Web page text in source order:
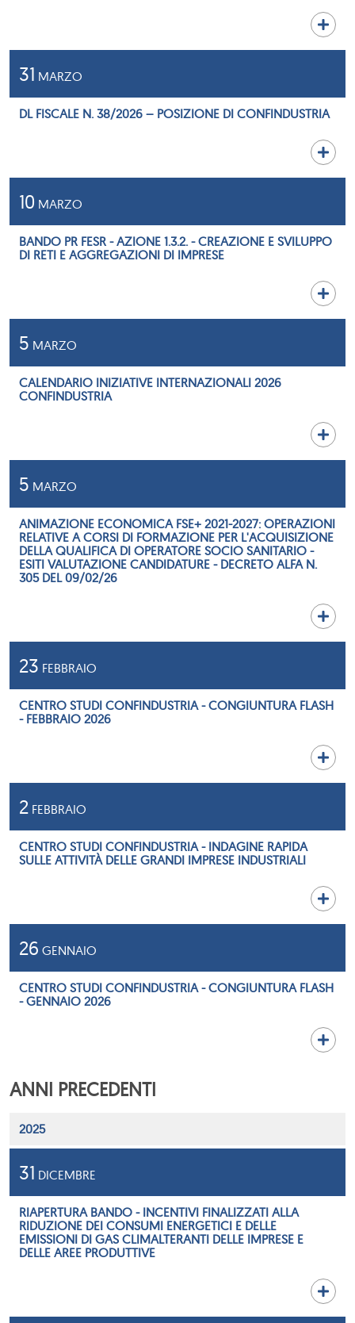
31 MARZO
DL FISCALE N. 38/2026 – POSIZIONE DI CONFINDUSTRIA
10 MARZO
BANDO PR FESR - AZIONE 1.3.2. - CREAZIONE E SVILUPPO
DI RETI E AGGREGAZIONI DI IMPRESE
5 MARZO
CALENDARIO INIZIATIVE INTERNAZIONALI 2026
CONFINDUSTRIA
5 MARZO
ANIMAZIONE ECONOMICA FSE+ 2021-2027: OPERAZIONI
RELATIVE A CORSI DI FORMAZIONE PER L'ACQUISIZIONE
DELLA QUALIFICA DI OPERATORE SOCIO SANITARIO -
ESITI VALUTAZIONE CANDIDATURE - DECRETO ALFA N.
305 DEL 09/02/26
23 FEBBRAIO
CENTRO STUDI CONFINDUSTRIA - CONGIUNTURA FLASH
- FEBBRAIO 2026
2 FEBBRAIO
CENTRO STUDI CONFINDUSTRIA - INDAGINE RAPIDA
SULLE ATTIVITÀ DELLE GRANDI IMPRESE INDUSTRIALI
26 GENNAIO
CENTRO STUDI CONFINDUSTRIA - CONGIUNTURA FLASH
- GENNAIO 2026
ANNI PRECEDENTI
2025
31 DICEMBRE
RIAPERTURA BANDO - INCENTIVI FINALIZZATI ALLA
RIDUZIONE DEI CONSUMI ENERGETICI E DELLE
EMISSIONI DI GAS CLIMALTERANTI DELLE IMPRESE E
DELLE AREE PRODUTTIVE